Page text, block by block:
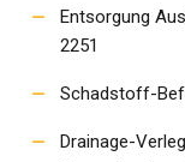
Entsorgung
2251
Schadstoff-
Drainage-